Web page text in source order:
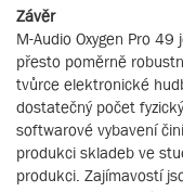
Závěr
M-Audio Oxygen Pro
přesto poměrně
tvůrce elektronické
dostatečný počet
softwarové vybavení
produkci skladeb ve
produkci. Zajímavostí